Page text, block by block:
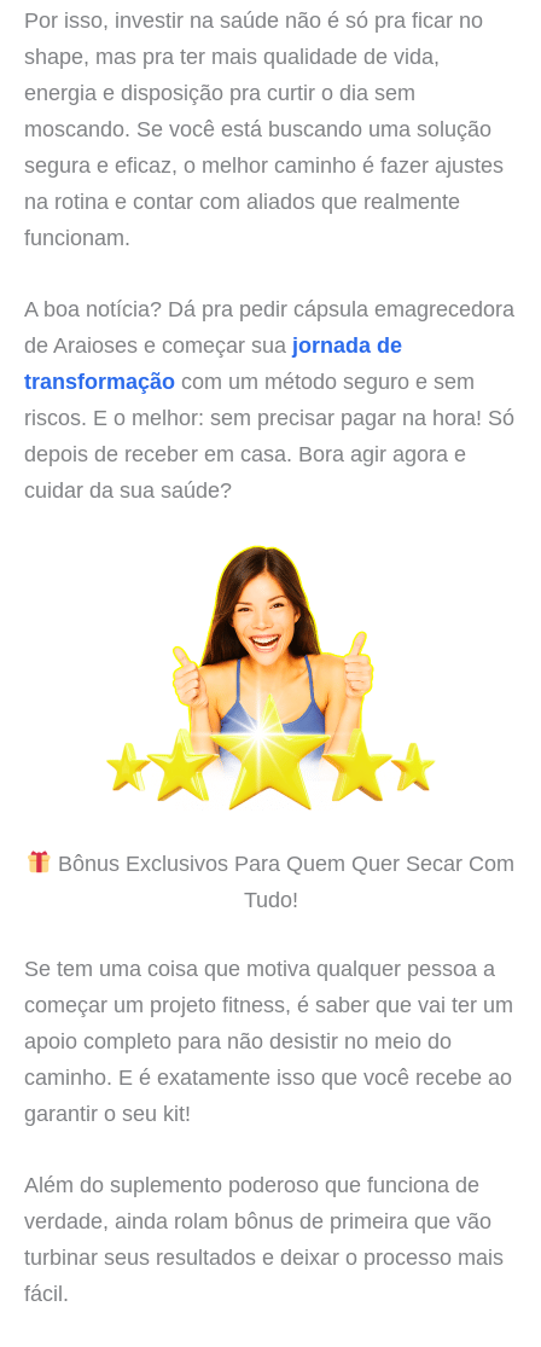
Por isso, investir na saúde não é só pra ficar no
shape, mas pra ter mais qualidade de vida,
energia e disposição pra curtir o dia sem
moscando. Se você está buscando uma solução
segura e eficaz, o melhor caminho é fazer ajustes
na rotina e contar com aliados que realmente
funcionam.
A boa notícia? Dá pra pedir cápsula emagrecedora
de Araioses e começar sua jornada de
transformação com um método seguro e sem
riscos. E o melhor: sem precisar pagar na hora! Só
depois de receber em casa. Bora agir agora e
cuidar da sua saúde?
Bônus Exclusivos Para Quem Quer Secar Com
Tudo!
Se tem uma coisa que motiva qualquer pessoa a
começar um projeto fitness, é saber que vai ter um
apoio completo para não desistir no meio do
caminho. E é exatamente isso que você recebe ao
garantir o seu kit!
Além do suplemento poderoso que funciona de
verdade, ainda rolam bônus de primeira que vão
turbinar seus resultados e deixar o processo mais
fácil.